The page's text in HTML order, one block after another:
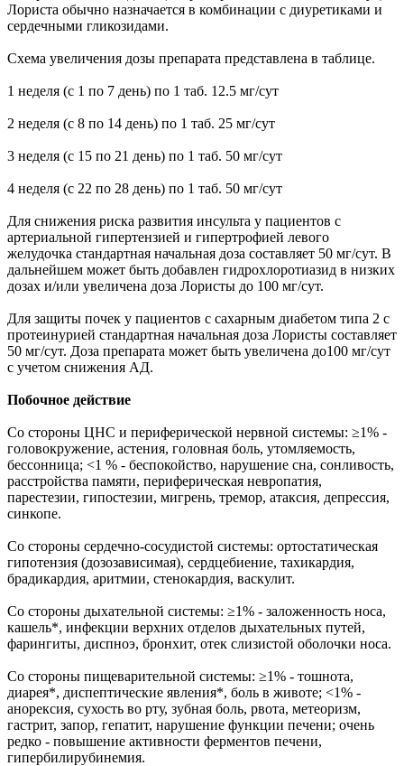
Лориста обычно назначается в комбинации с диуретиками и
сердечными гликозидами.
Схема увеличения дозы препарата представлена в таблице.
1 неделя (с 1 по 7 день) по 1 таб. 12.5 мг/сут
2 неделя (с 8 по 14 день) по 1 таб. 25 мг/сут
3 неделя (с 15 по 21 день) по 1 таб. 50 мг/сут
4 неделя (с 22 по 28 день) по 1 таб. 50 мг/сут
Для снижения риска развития инсульта у пациентов с
артериальной гипертензией и гипертрофией левого
желудочка стандартная начальная доза составляет 50 мг/сут. В
дальнейшем может быть добавлен гидрохлоротиазид в низких
дозах и/или увеличена доза Лористы до 100 мг/сут.
Для защиты почек у пациентов с сахарным диабетом типа 2 с
протеинурией стандартная начальная доза Лористы составляет
50 мг/сут. Доза препарата может быть увеличена до100 мг/сут
с учетом снижения АД.
Побочное действие
Со стороны ЦНС и периферической нервной системы: ≥1% -
головокружение, астения, головная боль, утомляемость,
бессонница; <1 % - беспокойство, нарушение сна, сонливость,
расстройства памяти, периферическая невропатия,
парестезии, гипостезии, мигрень, тремор, атаксия, депрессия,
синкопе.
Со стороны сердечно-сосудистой системы: ортостатическая
гипотензия (дозозависимая), сердцебиение, тахикардия,
брадикардия, аритмии, стенокардия, васкулит.
Со стороны дыхательной системы: ≥1% - заложенность носа,
кашель*, инфекции верхних отделов дыхательных путей,
фарингиты, диспноэ, бронхит, отек слизистой оболочки носа.
Со стороны пищеварительной системы: ≥1% - тошнота,
диарея*, диспептические явления*, боль в животе; <1% -
анорексия, сухость во рту, зубная боль, рвота, метеоризм,
гастрит, запор, гепатит, нарушение функции печени; очень
редко - повышение активности ферментов печени,
гипербилирубинемия.